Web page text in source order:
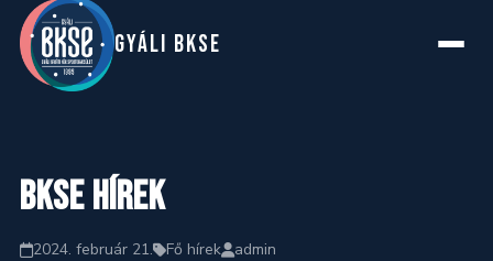
GYáLI BKSE
Rólunk
BKSE hírek
2024. február 21. Fő hírek admin